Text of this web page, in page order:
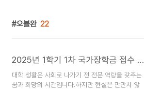
오블완 22
2025년 1학기 1차 국가장학금 접수 방법과 기준 변화
대학 생활은 사회로 나가기 전 전문 역량을 갖추는
꿈과 희망의 시간입니다.하지만 현실은 만만치 않